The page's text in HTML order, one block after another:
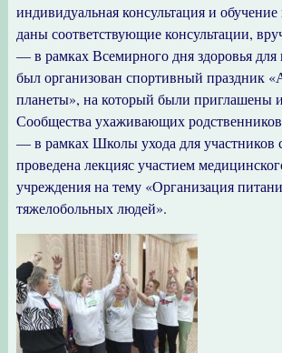
индивидуальная консультация и
даны соответствующие консультации,
— в рамках Всемирного дня здоровья для
был организован спортивный праздник
планеты», на который были приглашены
Сообщества ухаживающих
— в рамках Школы ухода для участников
проведена лекцияс участием
учреждения на тему «Организация
тяжелобольных людей».